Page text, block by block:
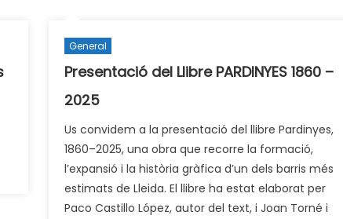
General
Presentació del Llibre PARDINYES 1860 –
2025
Us convidem a la presentació del llibre Pardinyes,
1860–2025, una obra que recorre la formació,
l’expansió i la història gràfica d’un dels barris més
estimats de Lleida. El llibre ha estat elaborat per
Paco Castillo López, autor del text, i Joan Torné i